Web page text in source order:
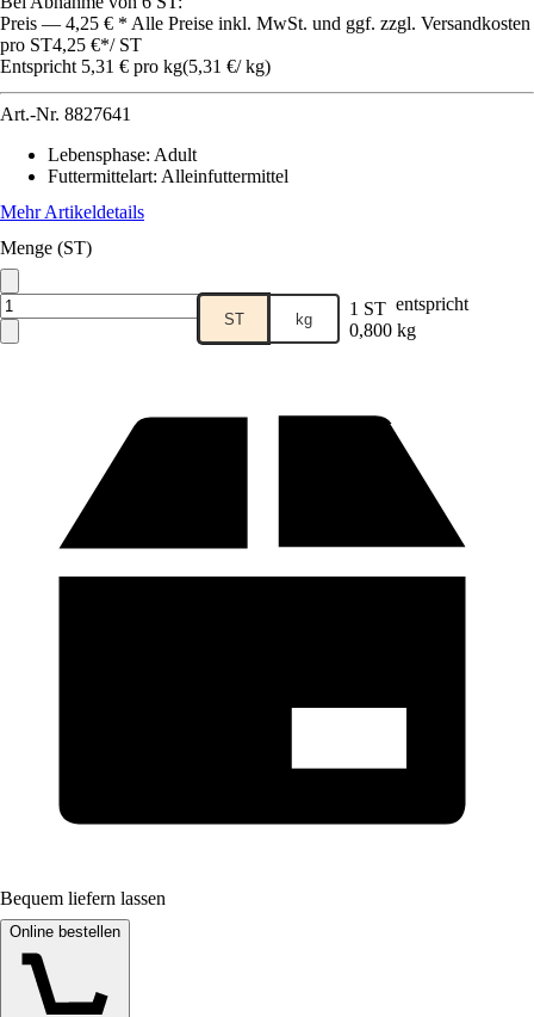
Preis — 4,25 € * Alle Preise inkl. MwSt. und ggf. zzgl. Versandkosten
pro ST4,25 €*/ ST
Entspricht 5,31 € pro kg(5,31 €/ kg)
Art.-Nr. 8827641
Lebensphase: Adult
Futtermittelart: Alleinfuttermittel
Mehr Artikeldetails
Menge (ST)
ST kg 1 ST entspricht
0,800 kg
Bequem liefern lassen
Online bestellen